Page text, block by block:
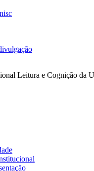
Leitura e Cognição da